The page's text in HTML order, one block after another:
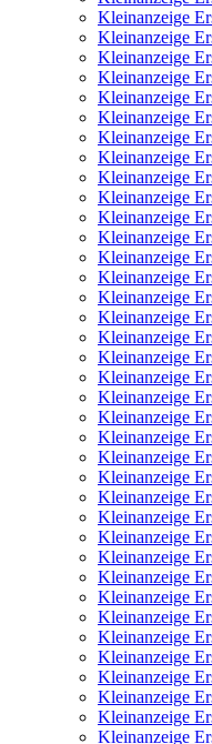
Kleinanzeige
Kleinanzeige
Kleinanzeige
Kleinanzeige
Kleinanzeige
Kleinanzeige
Kleinanzeige
Kleinanzeige
Kleinanzeige
Kleinanzeige
Kleinanzeige
Kleinanzeige
Kleinanzeige
Kleinanzeige
Kleinanzeige
Kleinanzeige
Kleinanzeige
Kleinanzeige
Kleinanzeige
Kleinanzeige
Kleinanzeige
Kleinanzeige
Kleinanzeige
Kleinanzeige
Kleinanzeige
Kleinanzeige
Kleinanzeige
Kleinanzeige
Kleinanzeige
Kleinanzeige
Kleinanzeige
Kleinanzeige
Kleinanzeige
Kleinanzeige
Kleinanzeige
Kleinanzeige
Kleinanzeige